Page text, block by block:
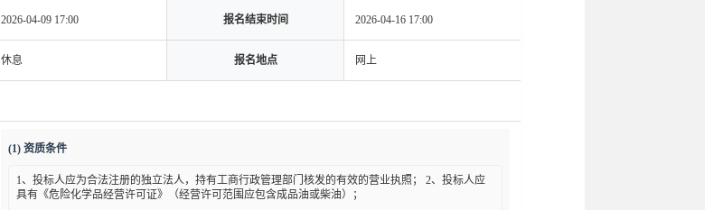
2026-04-09 17:00 报名结束时间 2026-04-16 17:00
休息 报名地点 网上
(1) 资质条件
1、投标人应为合法注册的独立法人，持有工商行政管理部门核发的有效的营业执照； 2、投标人应
具有《危险化学品经营许可证》（经营许可范围应包含成品油或柴油）；